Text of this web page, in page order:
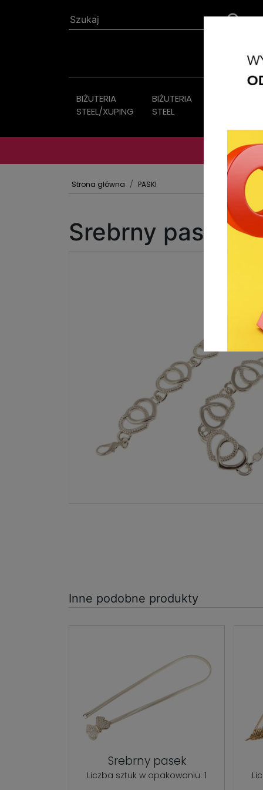
BIŻUTERIA
STEEL/XUPING
BIŻUTERIA
STEEL
Strona główna PASKI
Srebrny pasek
Inne podobne produkty
Srebrny pasek
Liczba sztuk w opakowaniu: 1